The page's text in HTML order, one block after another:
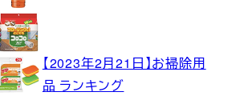
【2023年2月21日】お掃除用
品 ランキング